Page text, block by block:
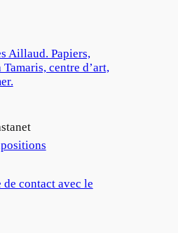
Aillaud. Papiers,
centre d’art,
contact avec le